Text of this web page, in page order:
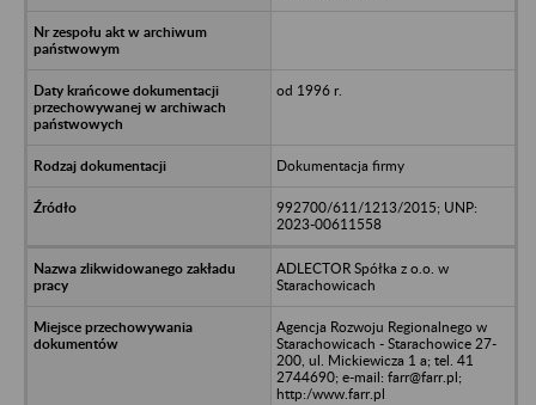
od 1996 r.
Dokumentacja firmy
992700/611/1213/2015; UNP:
2023-00611558
ADLECTOR Spółka z o.o. w
Starachowicach
Agencja Rozwoju Regionalnego w
Starachowicach - Starachowice 27-
200, ul. Mickiewicza 1 a; tel. 41
2744690; e-mail: farr@farr.pl;
http:/www.farr.pl